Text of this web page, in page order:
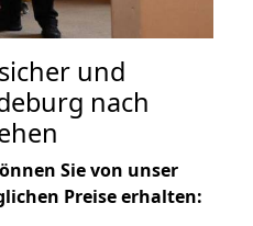
und
nach
Sie von unser
Preise erhalten: